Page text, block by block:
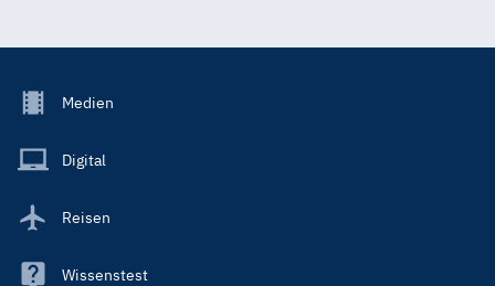
Footer
Main
Medien
Digital
Reisen
Wissenstest